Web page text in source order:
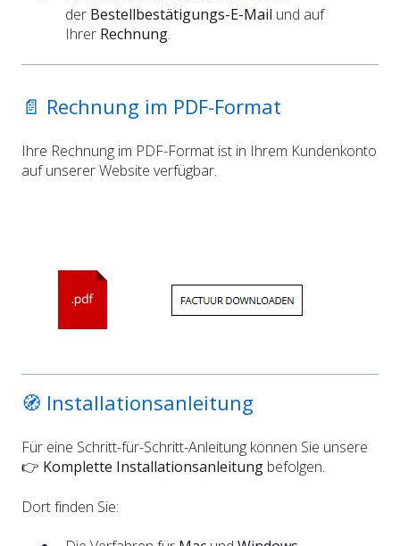
der Bestellbestätigungs-E-Mail und auf
Ihrer Rechnung.
📄 Rechnung im PDF-Format
Ihre Rechnung im PDF-Format ist in Ihrem Kundenkonto
auf unserer Website verfügbar.
🧭 Installationsanleitung
Für eine Schritt-für-Schritt-Anleitung können Sie unsere
👉 Komplette Installationsanleitung befolgen.
Dort finden Sie: